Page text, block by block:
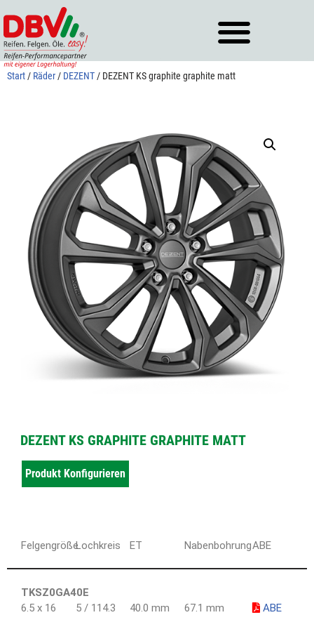
Zum
Inhalt
springen
Start / Räder / DEZENT / DEZENT KS graphite graphite matt
DEZENT KS GRAPHITE GRAPHITE MATT
Produkt Konfigurieren
FelgengrößeLochkreis ET NabenbohrungABE
TKSZ0GA40E
6.5 x 16
5 / 114.3 40.0 mm 67.1 mm ABE